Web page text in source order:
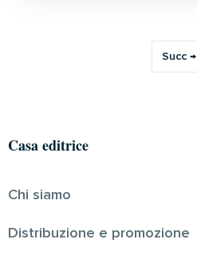
Succ →
Casa editrice
Chi siamo
Distribuzione e promozione